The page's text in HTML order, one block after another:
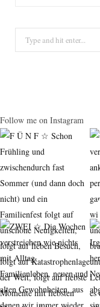
Search
for:
Follow me on Instagram